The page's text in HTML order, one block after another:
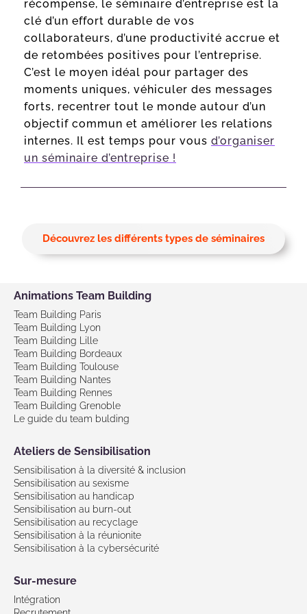
récompense, le séminaire d’entreprise est la
clé d’un effort durable de vos
collaborateurs, d’une productivité accrue et
de retombées positives pour l’entreprise.
C’est le moyen idéal pour partager des
moments uniques, véhiculer des messages
forts, recentrer tout le monde autour d’un
objectif commun et améliorer les relations
internes. Il est temps pour vous d’organiser
un séminaire d’entreprise !
Découvrez les différents types de séminaires
Animations Team Building
Team Building Paris
Team Building Lyon
Team Building Lille
Team Building Bordeaux
Team Building Toulouse
Team Building Nantes
Team Building Rennes
Team Building Grenoble
Le guide du team bulding
Ateliers de Sensibilisation
Sensibilisation à la diversité & inclusion
Sensibilisation au sexisme
Sensibilisation au handicap
Sensibilisation au burn-out
Sensibilisation au recyclage
Sensibilisation à la réunionite
Sensibilisation à la cybersécurité
Sur-mesure
Intégration